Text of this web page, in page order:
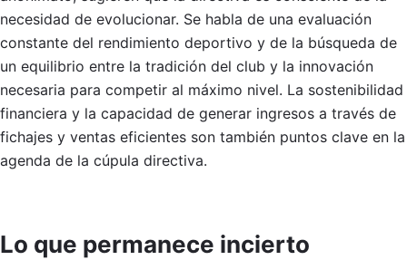
necesidad de evolucionar. Se habla de una evaluación
constante del rendimiento deportivo y de la búsqueda de
un equilibrio entre la tradición del club y la innovación
necesaria para competir al máximo nivel. La sostenibilidad
financiera y la capacidad de generar ingresos a través de
fichajes y ventas eficientes son también puntos clave en la
agenda de la cúpula directiva.
Lo que permanece incierto